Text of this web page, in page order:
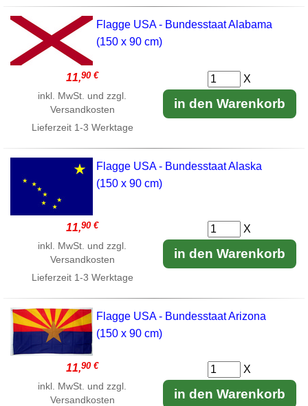
Flagge USA - Bundesstaat Alabama
(150 x 90 cm)
11,90 €
inkl. MwSt. und zzgl.
Versandkosten
Lieferzeit 1-3 Werktage
X
in den Warenkorb
Flagge USA - Bundesstaat Alaska
(150 x 90 cm)
11,90 €
inkl. MwSt. und zzgl.
Versandkosten
Lieferzeit 1-3 Werktage
X
in den Warenkorb
Flagge USA - Bundesstaat Arizona
(150 x 90 cm)
11,90 €
inkl. MwSt. und zzgl.
Versandkosten
X
in den Warenkorb